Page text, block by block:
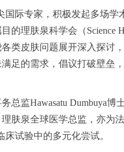
际专家，积极发起多场学
的理肤泉科学会（Science
类皮肤问题展开深入探讨
足的需求，倡议打破壁垒
总监Hawasatu Dumbuya博
肤泉全球医学总监，亦为
床试验中的多元化尝试。